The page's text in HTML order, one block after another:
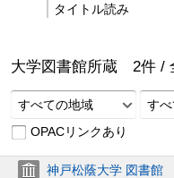
タイトル読み
大学図書館所蔵 2件 /
すべての地域
す
OPACリンクあり
神戸松蔭大学 図書館